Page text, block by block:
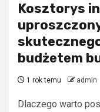
Kosztorys
budżetem
1 rok temu admin
Dlaczego warto